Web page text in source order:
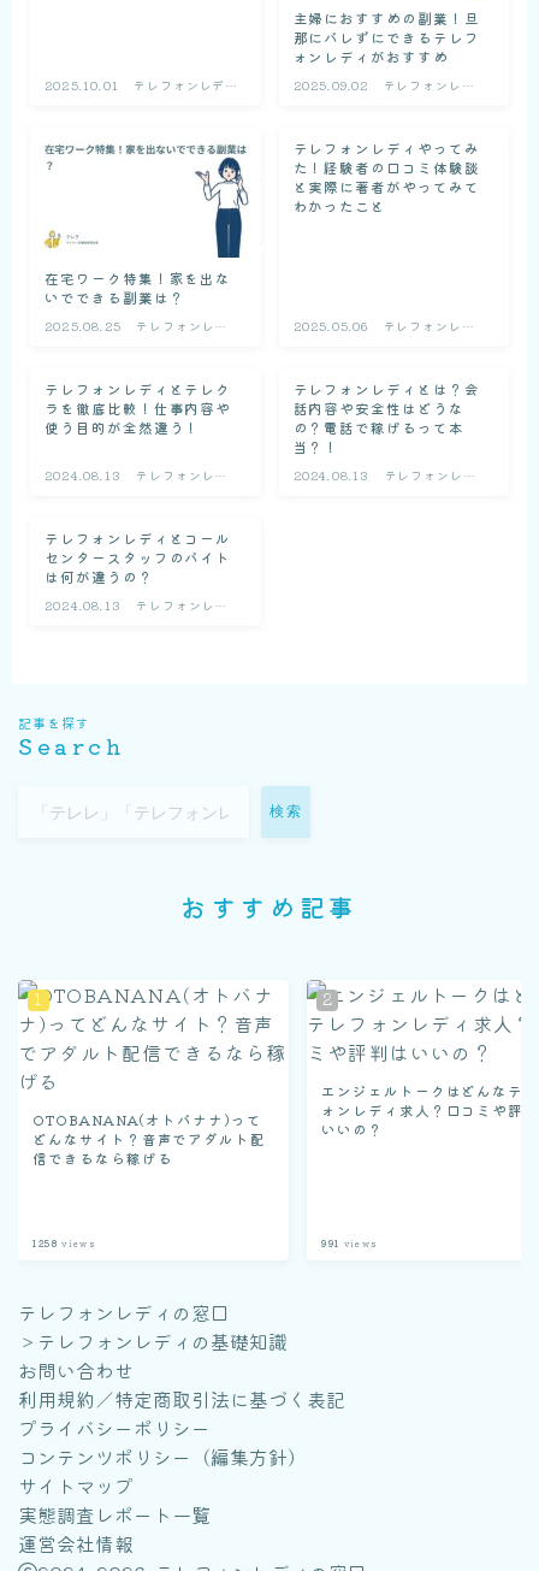
2025.10.01
テレフォンレディ
主婦におすすめの副業！旦
那にバレずにできるテレフ
ォンレディがおすすめ
2025.09.02
テレフォンレデ
在宅ワーク特集！家を出な
いでできる副業は？
2025.08.25
テレフォンレデ
テレフォンレディやってみ
た！経験者の口コミ体験談
と実際に著者がやってみて
わかったこと
2025.05.06
テレフォンレデ
テレフォンレディとテレク
ラを徹底比較！仕事内容や
使う目的が全然違う！
2024.08.13
テレフォンレデ
テレフォンレディとは？会
話内容や安全性はどうな
の？電話で稼げるって本
当？！
2024.08.13
テレフォンレデ
テレフォンレディとコール
センタースタッフのバイト
は何が違うの？
2024.08.13
テレフォンレデ
記事を探す
Search
検索
おすすめ記事
OTOBANANA(オトバナナ)って
どんなサイト？音声でアダルト配
信できるなら稼げる
1258 views
エンジェルトークはどんなテ
ォンレディ求人？口コミや評
いいの？
991 views
テレフォンレディの窓口
＞ テレフォンレディの基礎知識
お問い合わせ
利用規約／特定商取引法に基づく表記
プライバシーポリシー
コンテンツポリシー（編集方針）
サイトマップ
実態調査レポート一覧
運営会社情報